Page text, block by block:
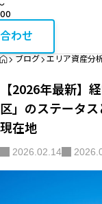
わせ
HOME
ブログ エリア資産分
【2026年最新】
区」のステータ
現在地
2026.02.14